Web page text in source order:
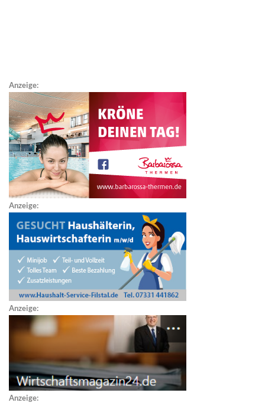
Anzeige:
Anzeige:
Anzeige:
Anzeige: